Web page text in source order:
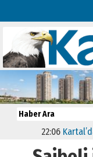
22:06 Kartal’da